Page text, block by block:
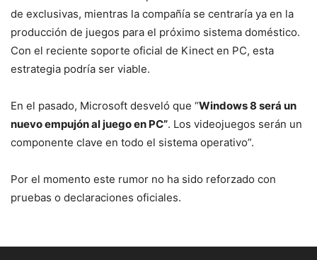
de exclusivas, mientras la compañía se centraría ya en la
producción de juegos para el próximo sistema doméstico.
Con el reciente soporte oficial de Kinect en PC, esta
estrategia podría ser viable.
En el pasado, Microsoft desveló que “Windows 8 será un
nuevo empujón al juego en PC”. Los videojuegos serán un
componente clave en todo el sistema operativo”.
Por el momento este rumor no ha sido reforzado con
pruebas o declaraciones oficiales.